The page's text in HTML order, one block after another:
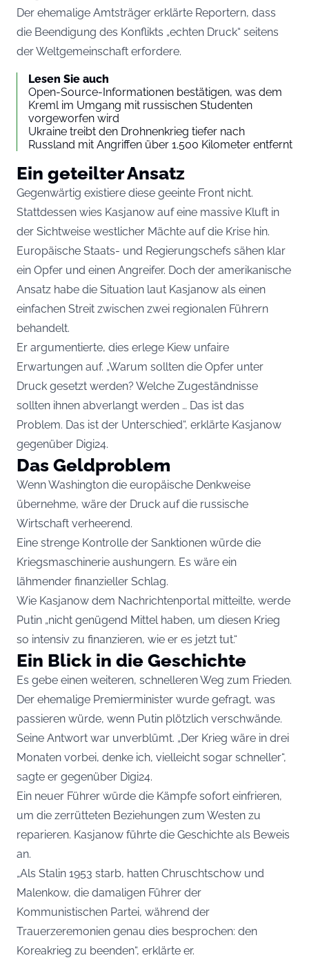
Der ehemalige Amtsträger erklärte Reportern, dass
die Beendigung des Konflikts „echten Druck“ seitens
der Weltgemeinschaft erfordere.
Lesen Sie auch
Open-Source-Informationen bestätigen, was dem
Kreml im Umgang mit russischen Studenten
vorgeworfen wird
Ukraine treibt den Drohnenkrieg tiefer nach
Russland mit Angriffen über 1.500 Kilometer entfernt
Ein geteilter Ansatz
Gegenwärtig existiere diese geeinte Front nicht.
Stattdessen wies Kasjanow auf eine massive Kluft in
der Sichtweise westlicher Mächte auf die Krise hin.
Europäische Staats- und Regierungschefs sähen klar
ein Opfer und einen Angreifer. Doch der amerikanische
Ansatz habe die Situation laut Kasjanow als einen
einfachen Streit zwischen zwei regionalen Führern
behandelt.
Er argumentierte, dies erlege Kiew unfaire
Erwartungen auf. „Warum sollten die Opfer unter
Druck gesetzt werden? Welche Zugeständnisse
sollten ihnen abverlangt werden … Das ist das
Problem. Das ist der Unterschied“, erklärte Kasjanow
gegenüber Digi24.
Das Geldproblem
Wenn Washington die europäische Denkweise
übernehme, wäre der Druck auf die russische
Wirtschaft verheerend.
Eine strenge Kontrolle der Sanktionen würde die
Kriegsmaschinerie aushungern. Es wäre ein
lähmender finanzieller Schlag.
Wie Kasjanow dem Nachrichtenportal mitteilte, werde
Putin „nicht genügend Mittel haben, um diesen Krieg
so intensiv zu finanzieren, wie er es jetzt tut.“
Ein Blick in die Geschichte
Es gebe einen weiteren, schnelleren Weg zum Frieden.
Der ehemalige Premierminister wurde gefragt, was
passieren würde, wenn Putin plötzlich verschwände.
Seine Antwort war unverblümt. „Der Krieg wäre in drei
Monaten vorbei, denke ich, vielleicht sogar schneller“,
sagte er gegenüber Digi24.
Ein neuer Führer würde die Kämpfe sofort einfrieren,
um die zerrütteten Beziehungen zum Westen zu
reparieren. Kasjanow führte die Geschichte als Beweis
an.
„Als Stalin 1953 starb, hatten Chruschtschow und
Malenkow, die damaligen Führer der
Kommunistischen Partei, während der
Trauerzeremonien genau dies besprochen: den
Koreakrieg zu beenden“, erklärte er.